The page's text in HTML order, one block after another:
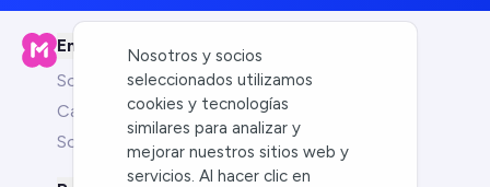
Empresa
Sobre nosotros
Carreras
Socios
Nosotros y socios
seleccionados utilizamos
cookies y tecnologías
similares para analizar y
mejorar nuestros sitios web y
servicios. Al hacer clic en